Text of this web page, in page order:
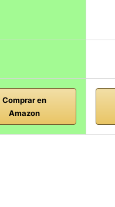
Comprar en
Amazon